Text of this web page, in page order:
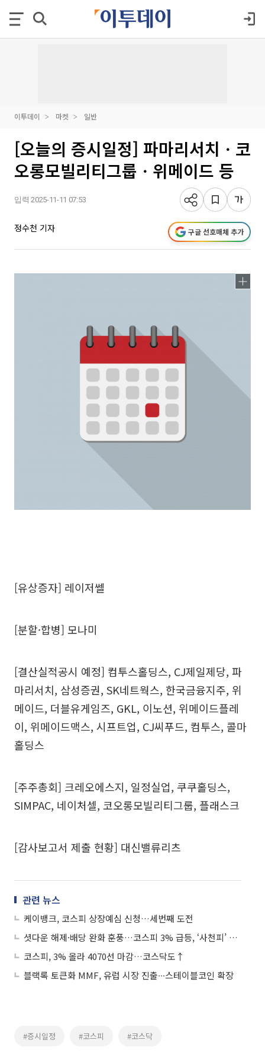
이투데이 마켓 일반
[오늘의 증시일정] 파마리서치ㆍ코
오롱모빌리티그룹ㆍ위메이드 등
입력 2025-11-11 07:53
정수천 기자 구글 선호매체 추가
[유상증자] 레이저쎌
[분할·합병] 모나미
[결산실적공시 예정] 컴투스홀딩스, CJ제일제당, 파
마리서치, 삼성증권, SK네트웍스, 한국금융지주, 위
메이드, 더블유게임즈, GKL, 이노션, 위메이드플레
이, 위메이드맥스, 시프트업, CJ씨푸드, 컴투스, 콜마
홀딩스
[주주총회] 크레오에스지, 일정실업, 쿠쿠홀딩스,
SIMPAC, 네이처셀, 코오롱모빌리티그룹, 플래스크
[감사보고서 제출 현황] 대신밸류리츠
관련 뉴스
케이뱅크, 코스피 상장예심 신청…세번째 도전
셧다운 해제·배당 완화 훈풍…코스피 3% 급등, ‘사천피’ 복귀
코스피, 3% 올라 4070선 마감…코스닥도↑
블랙록 토큰화 MMF, 유럽 시장 진출∙∙∙스테이블코인 확장
#증시일정 #코스피 #코스닥